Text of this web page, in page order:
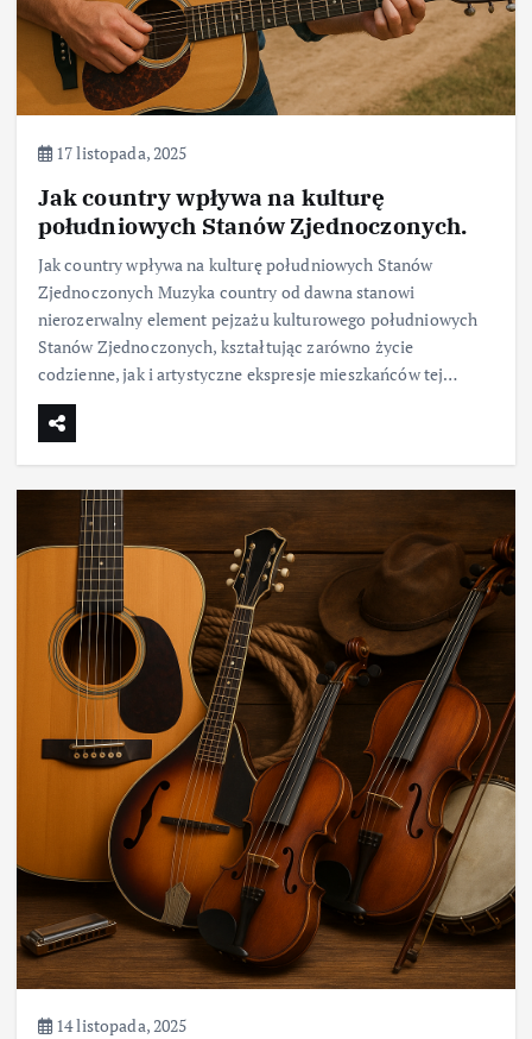
17 listopada, 2025
Jak country wpływa na kulturę
południowych Stanów Zjednoczonych.
Jak country wpływa na kulturę południowych Stanów
Zjednoczonych Muzyka country od dawna stanowi
nierozerwalny element pejzażu kulturowego południowych
Stanów Zjednoczonych, kształtując zarówno życie
codzienne, jak i artystyczne ekspresje mieszkańców tej…
14 listopada, 2025